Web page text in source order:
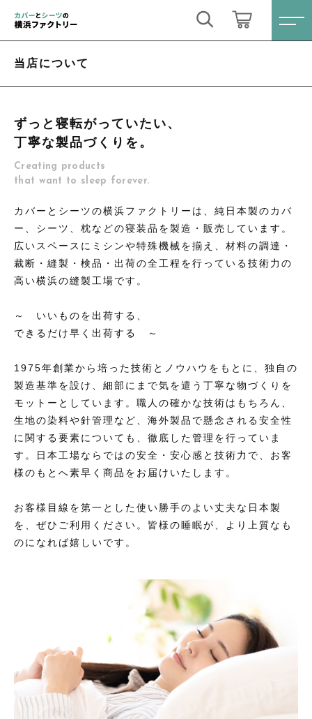
当店について
ずっと寝転がっていたい、
丁寧な製品づくりを。
Creating products
that want to sleep forever.
カバーとシーツの横浜ファクトリーは、純日本製のカバ
ー、シーツ、枕などの寝装品を製造・販売しています。
広いスペースにミシンや特殊機械を揃え、材料の調達・
裁断・縫製・検品・出荷の全工程を行っている技術力の
高い横浜の縫製工場です。
～ いいものを出荷する、
できるだけ早く出荷する ～
1975年創業から培った技術とノウハウをもとに、独自の
製造基準を設け、 細部にまで気を遣う丁寧な物づくりを
モットーとしています。 職人の確かな技術はもちろん、
生地の染料や針管理など、 海外製品で懸念される安全性
に関する要素についても、徹底した管理を行っていま
す。
日本工場ならではの安全・安心感と技術力で、お客
様のもとへ素早く商品をお届けいたします。
お客様目線を第一とした使い勝手のよい丈夫な日本製
を、ぜひご利用ください。 皆様の睡眠が、より上質なも
のになれば嬉しいです。
ログイン / 会員登録
すべての商品
オーダーメイド
敷布団カバー
敷布団用シーツ
毛布カバー
掛け布団
敷布団
枕・クッション
毛布・ケット・ひざ掛け
防災頭巾・防災頭巾カバー・ランチョンマット
寒がりの方向け
色柄を楽しむ綿
オーダーメイド
敷布団カバー
ベッド用ボックスシーツ
敷布団用シーツ
毛布カバー
掛け布団
敷布団
枕・クッション
敷パッド・ベッドパッド
防災頭巾・防災頭巾カバー・ランチョンマット
防ダニ素材
肌触りがソフトな素材
暑がりの方向け
キーワード検索
こだわり検索
親カテゴリ
価格帯
その他
在庫あり セール
並び順